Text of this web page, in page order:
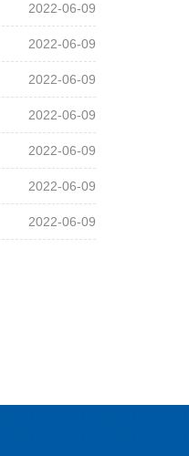
2022-06-09
2022-06-09
2022-06-09
2022-06-09
2022-06-09
2022-06-09
2022-06-09